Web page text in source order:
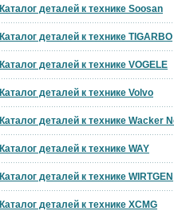
Каталог деталей к технике Soosan
Каталог деталей к технике TIGARBO
Каталог деталей к технике VOGELE
Каталог деталей к технике Volvo
Каталог деталей к технике Wacker
Каталог деталей к технике WAY
Каталог деталей к технике WIRTGEN
Каталог деталей к технике XCMG